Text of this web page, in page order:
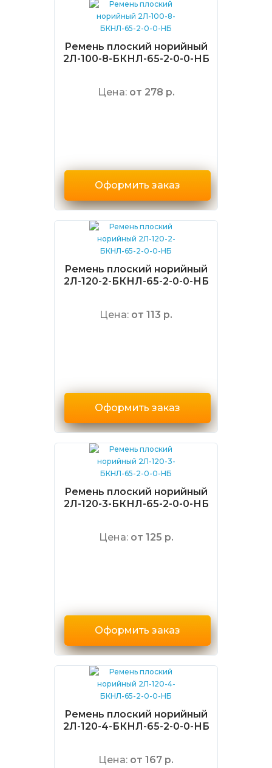
Ремень плоский норийный
2Л-100-8-БКНЛ-65-2-0-0-НБ
Цена: от 278 р.
Оформить заказ
Ремень плоский норийный
2Л-120-2-БКНЛ-65-2-0-0-НБ
Цена: от 113 р.
Оформить заказ
Ремень плоский норийный
2Л-120-3-БКНЛ-65-2-0-0-НБ
Цена: от 125 р.
Оформить заказ
Ремень плоский норийный
2Л-120-4-БКНЛ-65-2-0-0-НБ
Цена: от 167 р.